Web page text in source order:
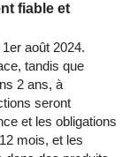
fiable et
août 2024.
tandis que
2 ans, à
seront
et les obligations
mois, et les